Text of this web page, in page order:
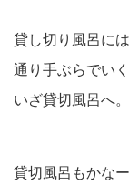
貸し切り風呂に
通り手ぶらでい
いざ貸切風呂へ。
貸切風呂もかな